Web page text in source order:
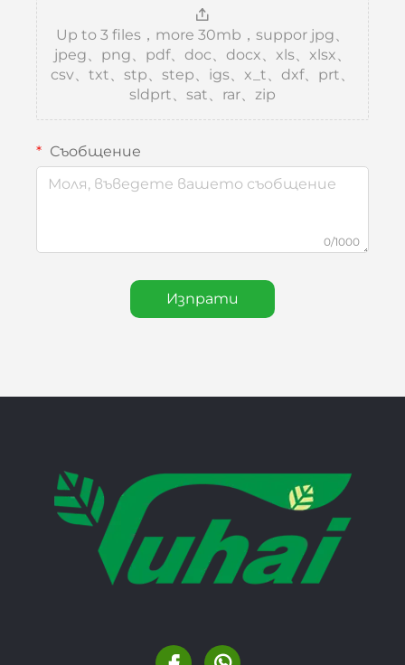
Up to 3 files，more 30mb，suppor jpg、
jpeg、png、pdf、doc、docx、xls、xlsx、
csv、txt、stp、step、igs、x_t、dxf、prt、
sldprt、sat、rar、zip
Съобщение
0/1000
Изпрати